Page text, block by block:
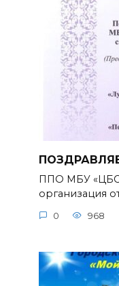
ППО МБУ
организация
0 968